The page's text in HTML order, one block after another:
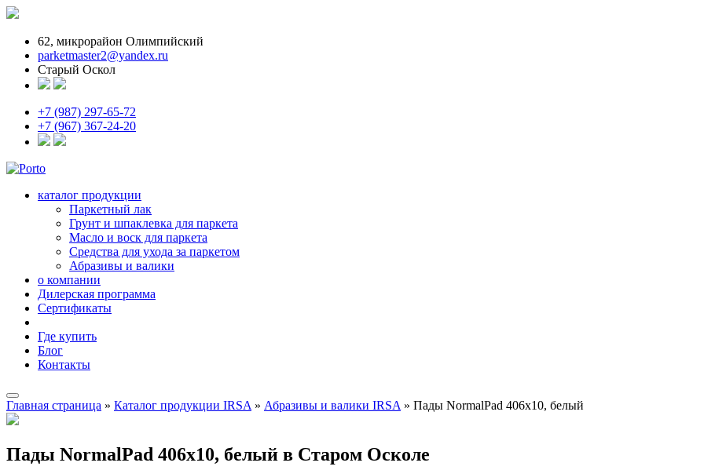
62, микрорайон Олимпийский
parketmaster2@yandex.ru
Старый Оскол
+7 (987) 297-65-72
+7 (967) 367-24-20
каталог продукции
Паркетный лак
Грунт и шпаклевка для паркета
Масло и воск для паркета
Средства для ухода за паркетом
Абразивы и валики
о компании
Дилерская программа
Сертификаты
Где купить
Блог
Контакты
Главная страница » Каталог продукции IRSA » Абразивы и валики IRSA » Пады NormalPad 406х10, белый
Пады NormalPad 406х10, белый в Старом Осколе